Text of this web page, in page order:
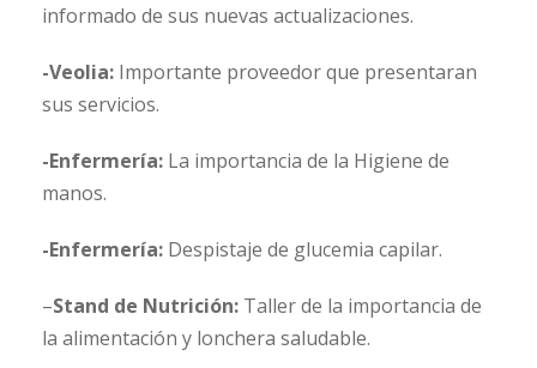
informado de sus nuevas actualizaciones.
-Veolia: Importante proveedor que presentaran
sus servicios.
-Enfermería: La importancia de la Higiene de
manos.
-Enfermería: Despistaje de glucemia capilar.
–Stand de Nutrición: Taller de la importancia de
la alimentación y lonchera saludable.